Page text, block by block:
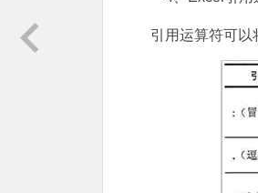
引用运算符可以